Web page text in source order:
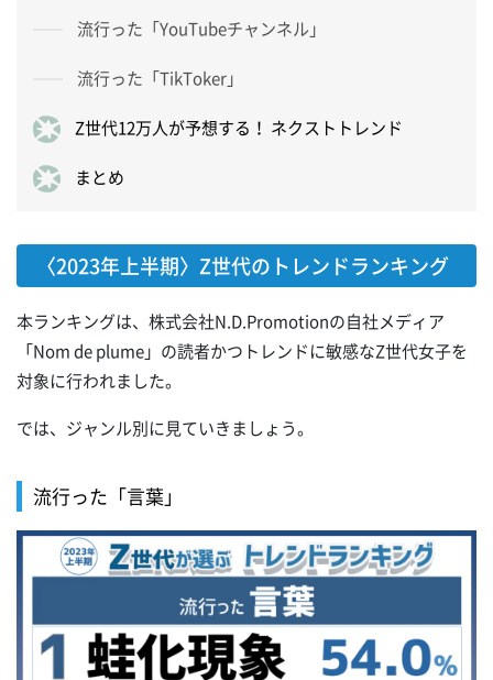
流行った「YouTubeチャンネル」
流行った「TikToker」
Z世代12万人が予想する！ ネクストトレンド
まとめ
〈2023年上半期〉Z世代のトレンドランキング
本ランキングは、株式会社N.D.Promotionの自社メディア
「Nom de plume」の読者かつトレンドに敏感なZ世代女子を
対象に行われました。
では、ジャンル別に見ていきましょう。
流行った「言葉」